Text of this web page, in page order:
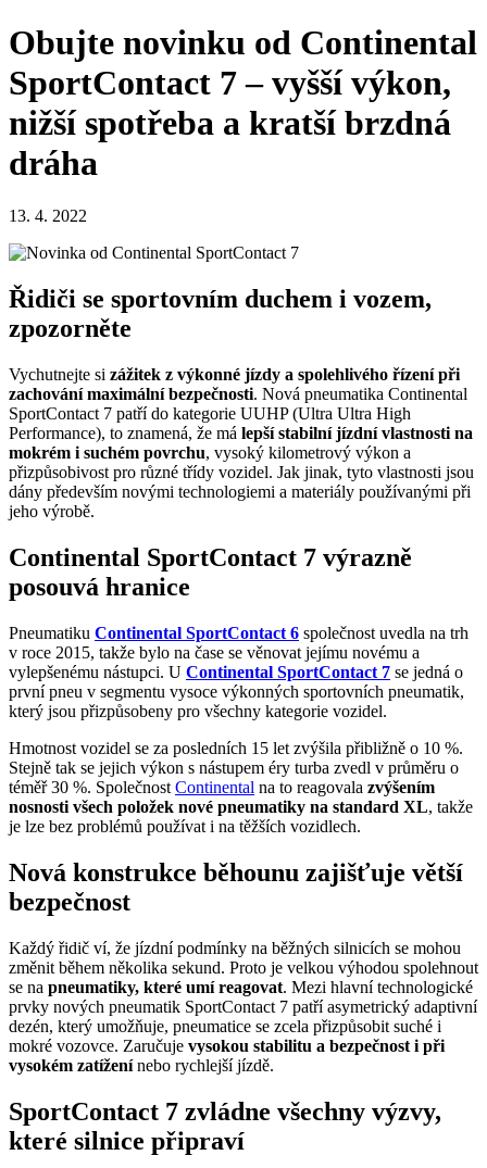
Obujte novinku od Continental
SportContact 7 – vyšší výkon,
nižší spotřeba a kratší brzdná
dráha
13. 4. 2022
Řidiči se sportovním duchem i vozem,
zpozorněte
Vychutnejte si zážitek z výkonné jízdy a spolehlivého řízení při
zachování maximální bezpečnosti. Nová pneumatika Continental
SportContact 7 patří do kategorie UUHP (Ultra Ultra High
Performance), to znamená, že má lepší stabilní jízdní vlastnosti na
mokrém i suchém povrchu, vysoký kilometrový výkon a
přizpůsobivost pro různé třídy vozidel. Jak jinak, tyto vlastnosti jsou
dány především novými technologiemi a materiály používanými při
jeho výrobě.
Continental SportContact 7 výrazně
posouvá hranice
Pneumatiku Continental SportContact 6 společnost uvedla na trh
v roce 2015, takže bylo na čase se věnovat jejímu novému a
vylepšenému nástupci. U Continental SportContact 7 se jedná o
první pneu v segmentu vysoce výkonných sportovních pneumatik,
který jsou přizpůsobeny pro všechny kategorie vozidel.
Hmotnost vozidel se za posledních 15 let zvýšila přibližně o 10 %.
Stejně tak se jejich výkon s nástupem éry turba zvedl v průměru o
téměř 30 %. Společnost Continental na to reagovala zvýšením
nosnosti všech položek nové pneumatiky na standard XL, takže
je lze bez problémů používat i na těžších vozidlech.
Nová konstrukce běhounu zajišťuje větší
bezpečnost
Každý řidič ví, že jízdní podmínky na běžných silnicích se mohou
změnit během několika sekund. Proto je velkou výhodou spolehnout
se na pneumatiky, které umí reagovat. Mezi hlavní technologické
prvky nových pneumatik SportContact 7 patří asymetrický adaptivní
dezén, který umožňuje, pneumatice se zcela přizpůsobit suché i
mokré vozovce. Zaručuje vysokou stabilitu a bezpečnost i při
vysokém zatíženínebo rychlejší jízdě.
SportContact 7 zvládne všechny výzvy,
které silnice připraví